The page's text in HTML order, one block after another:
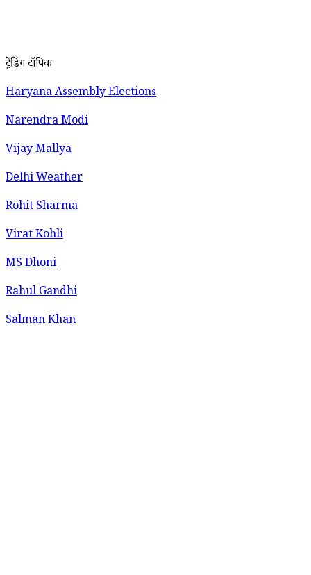
ट्रेंडिंग टॉपिक
Haryana Assembly Elections
Narendra Modi
Vijay Mallya
Delhi Weather
Rohit Sharma
Virat Kohli
MS Dhoni
Rahul Gandhi
Salman Khan